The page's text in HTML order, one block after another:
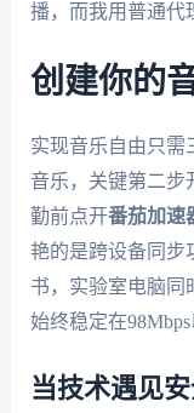
播，而我用普通代
创建你的
实现音乐自由只需
音乐，关键第二步
勤前点开番茄加速
艳的是跨设备同步
书，实验室电脑同
始终稳定在98Mbps
当技术遇见